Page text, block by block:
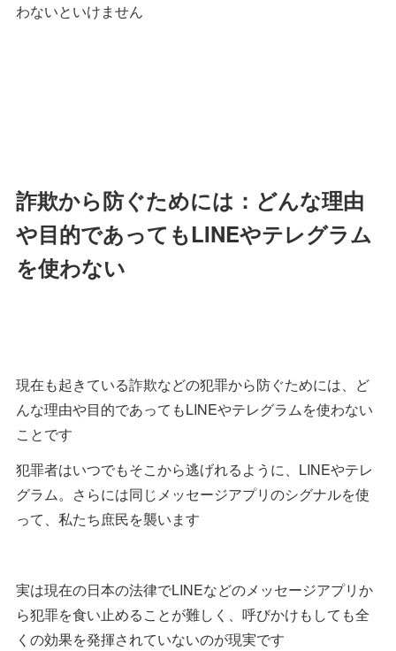
わないといけません
詐欺から防ぐためには：どんな理由
や目的であってもLINEやテレグラム
を使わない
現在も起きている詐欺などの犯罪から防ぐためには、ど
んな理由や目的であってもLINEやテレグラムを使わない
ことです
犯罪者はいつでもそこから逃げれるように、LINEやテレ
グラム。さらには同じメッセージアプリのシグナルを使
って、私たち庶民を襲います
実は現在の日本の法律でLINEなどのメッセージアプリか
ら犯罪を食い止めることが難しく、呼びかけもしても全
くの効果を発揮されていないのが現実です